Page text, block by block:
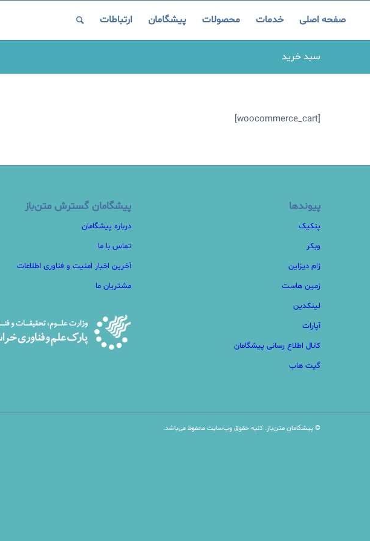
صفحه اصلی خدمات محصولات پیشگامان ارتباطات
سبد خرید
[woocommerce_cart]
پیوندها
پنکیک
وبکر
زام دیزاین
زمین هاست
لینکدین
آپارات
کانال اطلاع رسانی پیشگامان
گیت هاب
پیشگامان گسترش متن‌باز
درباره پیشگامان
تماس با ما
آخرین اخبار امنیت و فناوری اطلاعات
مشتریان ما
© پیشگامان متن‌باز. کلیه حقوق وب‌سایت محفوظ می‌باشد.